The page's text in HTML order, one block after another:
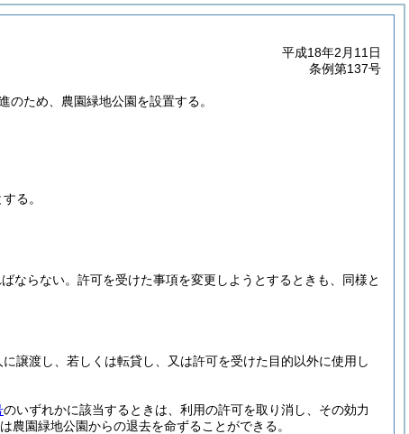
平成18年2月11日
条例第137号
ため、農園緑地公園を設置する。
る。
ならない。 許可を受けた事項を変更しようとするときも、同様と
譲渡し、若しくは転貸し、又は許可を受けた目的以外に使用し
のいずれかに該当するときは、利用の許可を取り消し、その効力
園緑地公園からの退去を命ずることができる。